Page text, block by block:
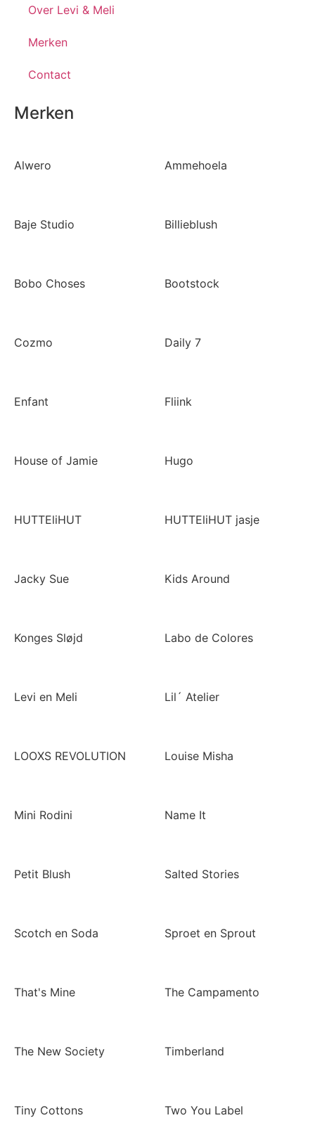
Over Levi & Meli
Merken
Contact
Merken
Alwero Ammehoela
Baje Studio Billieblush
Bobo Choses Bootstock
Cozmo Daily 7
Enfant Fliink
House of Jamie Hugo
HUTTEliHUT HUTTEliHUT jasje
Jacky Sue Kids Around
Konges Sløjd Labo de Colores
Levi en Meli Lil´ Atelier
LOOXS REVOLUTION Louise Misha
Mini Rodini Name It
Petit Blush Salted Stories
Scotch en Soda Sproet en Sprout
That's Mine The Campamento
The New Society Timberland
Tiny Cottons Two You Label